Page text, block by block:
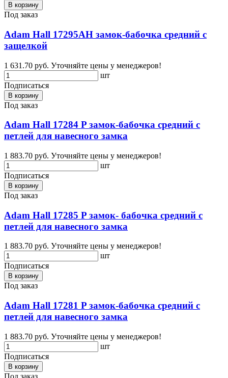
В корзину
Под заказ
Adam Hall 17295AH замок-бабочка средний с
защелкой
1 631.70 руб. Уточняйте цены у менеджеров!
шт
Подписаться
В корзину
Под заказ
Adam Hall 17284 P замок-бабочка средний с
петлей для навесного замка
1 883.70 руб. Уточняйте цены у менеджеров!
шт
Подписаться
В корзину
Под заказ
Adam Hall 17285 P замок- бабочка средний с
петлей для навесного замка
1 883.70 руб. Уточняйте цены у менеджеров!
шт
Подписаться
В корзину
Под заказ
Adam Hall 17281 P замок-бабочка средний с
петлей для навесного замка
1 883.70 руб. Уточняйте цены у менеджеров!
шт
Подписаться
В корзину
Под заказ